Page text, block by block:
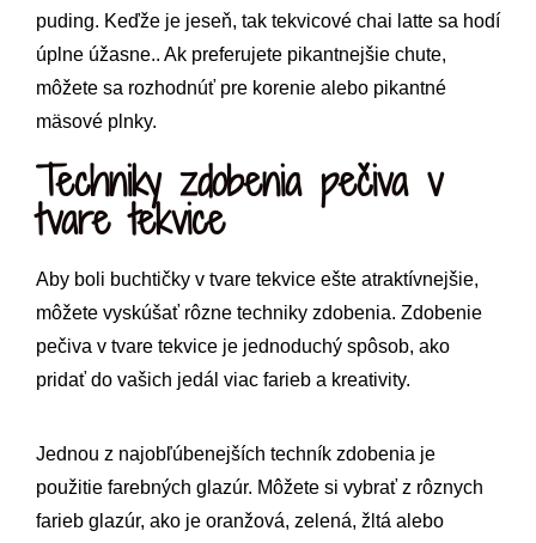
puding. Keďže je jeseň, tak tekvicové chai latte sa hodí
úplne úžasne.. Ak preferujete pikantnejšie chute,
môžete sa rozhodnúť pre korenie alebo pikantné
mäsové plnky.
Techniky zdobenia pečiva v
tvare tekvice
Aby boli buchtičky v tvare tekvice ešte atraktívnejšie,
môžete vyskúšať rôzne techniky zdobenia. Zdobenie
pečiva v tvare tekvice je jednoduchý spôsob, ako
pridať do vašich jedál viac farieb a kreativity.
Jednou z najobľúbenejších techník zdobenia je
použitie farebných glazúr. Môžete si vybrať z rôznych
farieb glazúr, ako je oranžová, zelená, žltá alebo